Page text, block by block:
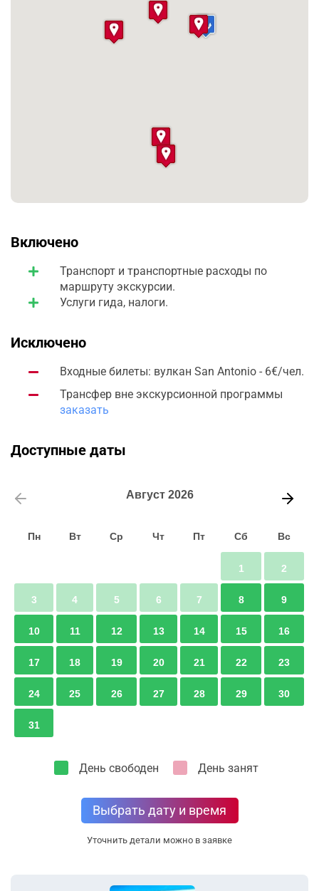
создания восхитительных канарских вин. Остров Ла-
Пальма целиком является винодельческим регионом.
Включено
Транспорт и транспортные расходы по
маршруту экскурсии.
Услуги гида, налоги.
Исключено
Входные билеты: вулкан San Antonio - 6€/чел.
Трансфер вне экскурсионной программы
заказать
Доступные даты
Август 2026
Пн Вт Ср Чт Пт Сб Вс
1 2
3 4 5 6 7 8 9
10 11 12 13 14 15 16
17 18 19 20 21 22 23
24 25 26 27 28 29 30
31
День свободен День занят
Выбрать дату и время
Уточнить детали можно в заявке